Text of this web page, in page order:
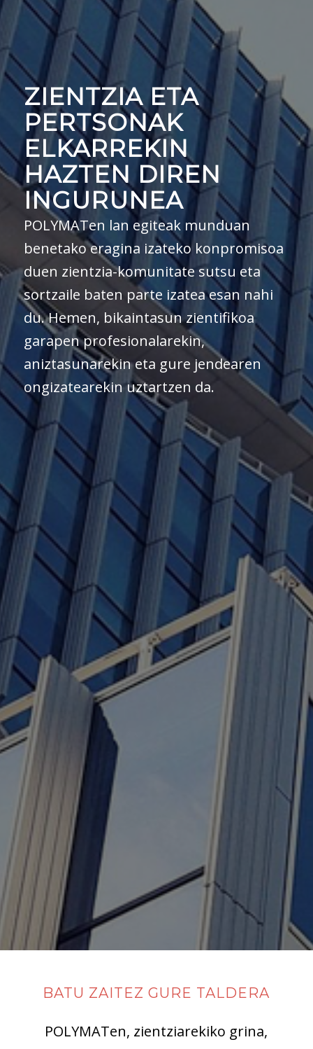
ZIENTZIA ETA
PERTSONAK
ELKARREKIN
HAZTEN DIREN
INGURUNEA
POLYMATen lan egiteak munduan
benetako eragina izateko konpromisoa
duen zientzia-komunitate sutsu eta
sortzaile baten parte izatea esan nahi
du. Hemen, bikaintasun zientifikoa
garapen profesionalarekin,
aniztasunarekin eta gure jendearen
ongizatearekin uztartzen da.
BATU ZAITEZ GURE TALDERA
POLYMATen, zientziarekiko grina,